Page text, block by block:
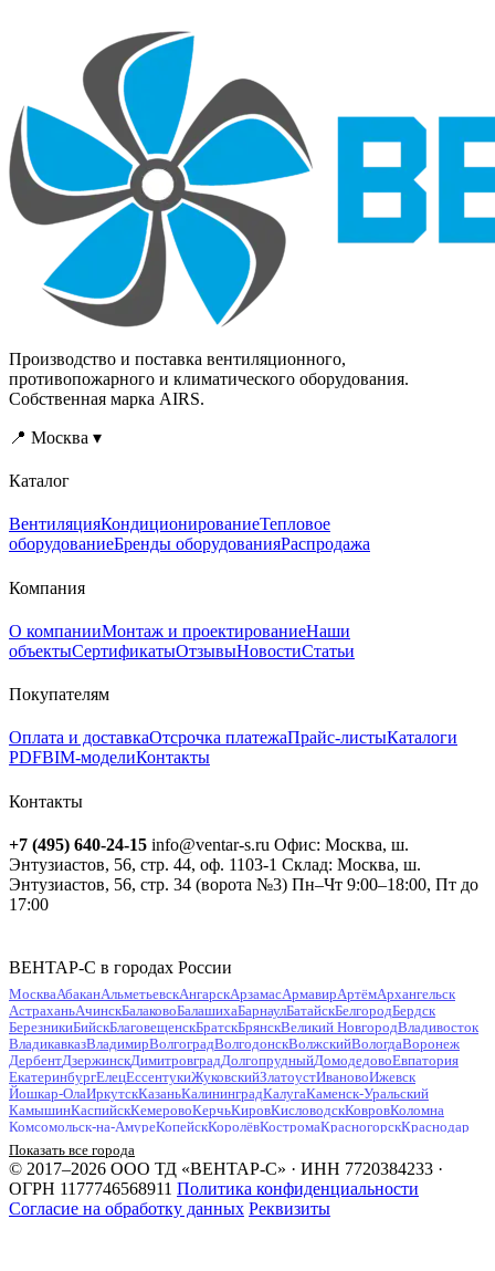
Производство и поставка вентиляционного,
противопожарного и климатического оборудования.
Собственная марка AIRS.
📍 Москва ▾
Каталог
ВентиляцияКондиционированиеТепловое
оборудованиеБренды оборудованияРаспродажа
Компания
О компанииМонтаж и проектированиеНаши
объектыСертификатыОтзывыНовостиСтатьи
Покупателям
Оплата и доставкаОтсрочка платежаПрайс-листыКаталоги
PDFBIM-моделиКонтакты
Контакты
+7 (495) 640-24-15 info@ventar-s.ru Офис: Москва, ш.
Энтузиастов, 56, стр. 44, оф. 1103-1 Склад: Москва, ш.
Энтузиастов, 56, стр. 34 (ворота №3) Пн–Чт 9:00–18:00, Пт до
17:00
ВЕНТАР-С в городах России
МоскваАбаканАльметьевскАнгарскАрзамасАрмавирАртёмАрхангельск
АстраханьАчинскБалаковоБалашихаБарнаулБатайскБелгородБердск
БерезникиБийскБлаговещенскБратскБрянскВеликий НовгородВладивосток
ВладикавказВладимирВолгоградВолгодонскВолжскийВологдаВоронеж
ДербентДзержинскДимитровградДолгопрудныйДомодедовоЕвпатория
ЕкатеринбургЕлецЕссентукиЖуковскийЗлатоустИвановоИжевск
Йошкар-ОлаИркутскКазаньКалининградКалугаКаменск-Уральский
КамышинКаспийскКемеровоКерчьКировКисловодскКовровКоломна
Комсомольск-на-АмуреКопейскКоролёвКостромаКрасногорскКраснодар
Красноярск
МахачкалаМиассМурманск МуромМытищи Набережные ЧелныНальчик
Находка
Невинномысск Нефтекамск НефтеюганскНижневартовскНижнекамск
Нижний НовгородНижний ТагилНовокузнецкНовокуйбышевск
НовомосковскНовороссийск НовосибирскНовочебоксарск
Показать все города
© 2017–2026 ООО ТД «ВЕНТАР-С» · ИНН 7720384233 ·
ОГРН 1177746568911 Политика конфиденциальности
Согласие на обработку данных Реквизиты